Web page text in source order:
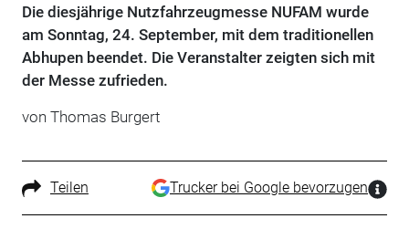
Die diesjährige Nutzfahrzeugmesse NUFAM wurde
am Sonntag, 24. September, mit dem traditionellen
Abhupen beendet. Die Veranstalter zeigten sich mit
der Messe zufrieden.
von Thomas Burgert
Teilen Trucker bei Google bevorzugen